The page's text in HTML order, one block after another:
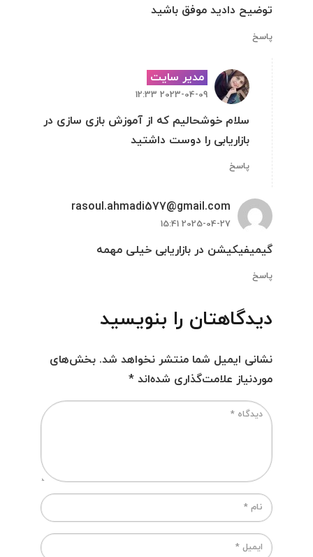
توضیح دادید موفق باشید
پاسخ
مدیر سایت
2023-04-09 12:33
سلام خوشحالیم که از آموزش بازی سازی در
بازاریابی را دوست داشتید
پاسخ
rasoul.ahmadi577@gmail.com
2025-04-27 15:41
گیمیفیکیشن در بازاریابی خیلی مهمه
پاسخ
دیدگاهتان را بنویسید
نشانی ایمیل شما منتشر نخواهد شد. بخش‌های
موردنیاز علامت‌گذاری شده‌اند *